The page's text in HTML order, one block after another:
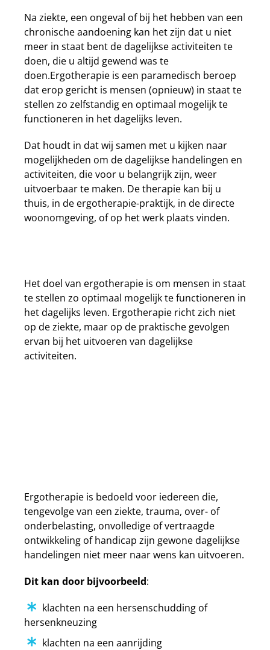
Na ziekte, een ongeval of bij het hebben van een
chronische aandoening kan het zijn dat u niet
meer in staat bent de dagelijkse activiteiten te
doen, die u altijd gewend was te
doen.Ergotherapie is een paramedisch beroep
dat erop gericht is mensen (opnieuw) in staat te
stellen zo zelfstandig en optimaal mogelijk te
functioneren in het dagelijks leven.
Dat houdt in dat wij samen met u kijken naar
mogelijkheden om de dagelijkse handelingen en
activiteiten, die voor u belangrijk zijn, weer
uitvoerbaar te maken. De therapie kan bij u
thuis, in de ergotherapie-praktijk, in de directe
woonomgeving, of op het werk plaats vinden.
Het doel van ergotherapie is om mensen in staat
te stellen zo optimaal mogelijk te functioneren in
het dagelijks leven. Ergotherapie richt zich niet
op de ziekte, maar op de praktische gevolgen
ervan bij het uitvoeren van dagelijkse
activiteiten.
Ergotherapie is bedoeld voor iedereen die,
tengevolge van een ziekte, trauma, over- of
onderbelasting, onvolledige of vertraagde
ontwikkeling of handicap zijn gewone dagelijkse
handelingen niet meer naar wens kan uitvoeren.
Dit kan door bijvoorbeeld:
klachten na een hersenschudding of
hersenkneuzing
klachten na een aanrijding